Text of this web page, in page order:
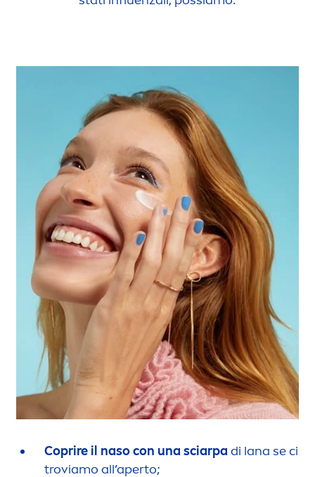
Coprire il naso con una sciarpadi lana se ci
troviamo all’aperto;